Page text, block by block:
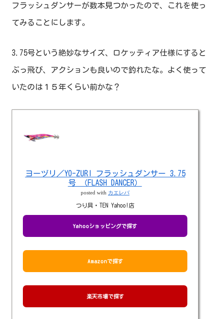
フラッシュダンサーが数本見つかったので、これを使っ
てみることにします。
3.75号という絶妙なサイズ、ロケッティア仕様にすると
ぶっ飛び、アクションも良いので釣れたな。よく使って
いたのは１５年くらい前かな？
ヨーヅリ／YO-ZURI フラッシュダンサー 3.75
号 （FLASH DANCER）
posted with カエレバ
つり具・TEN Yahoo!店
Yahooショッピングで探す
Amazonで探す
楽天市場で探す